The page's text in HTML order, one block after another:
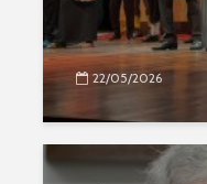
22/05/2026